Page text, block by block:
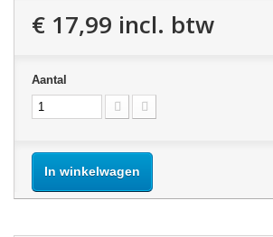
€ 17,99 incl. btw
Aantal
In winkelwagen